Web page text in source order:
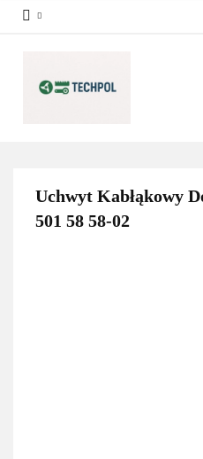
Uchwyt Kabłąkowy
501 58 58-02